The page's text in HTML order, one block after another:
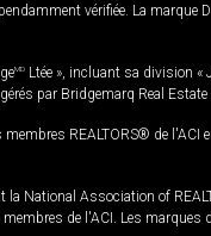
vérifiée. La
MD Ltée », incluant sa division «
par Bridgemarq Real Estate
REALTORS® de l'ACI
National Association of
de l'ACI. Les